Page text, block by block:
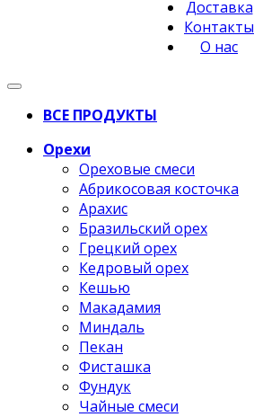
Доставка
Контакты
О нас
ВСЕ ПРОДУКТЫ
Орехи
Ореховые смеси
Абрикосовая косточка
Арахис
Бразильский орех
Грецкий орех
Кедровый орех
Кешью
Макадамия
Миндаль
Пекан
Фисташка
Фундук
Чайные смеси